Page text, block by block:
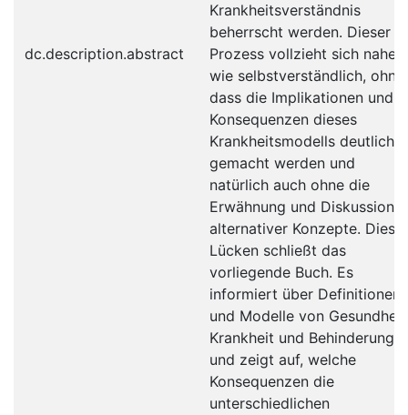
dc.description.abstract
Krankheitsverständnis
beherrscht werden. Dieser
Prozess vollzieht sich
wie selbstverständlich, ohne
dass die Implikationen und
Konsequenzen dieses
Krankheitsmodells deutlich
gemacht werden und
natürlich auch ohne die
Erwähnung und Diskussion
alternativer Konzepte. Diese
Lücken schließt das
vorliegende Buch. Es
informiert über Definitionen
und Modelle von
Krankheit und Behinderung
und zeigt auf, welche
Konsequenzen die
unterschiedlichen